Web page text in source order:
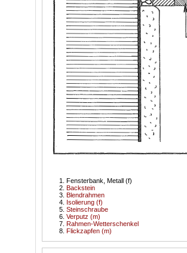
Fensterbank, Metall (f)
Backstein
Blendrahmen
Isolierung (f)
Steinschraube
Verputz (m)
Rahmen-Wetterschenkel
Flickzapfen (m)